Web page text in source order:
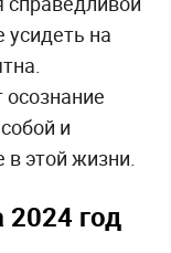
на
и
в этой жизни.
год